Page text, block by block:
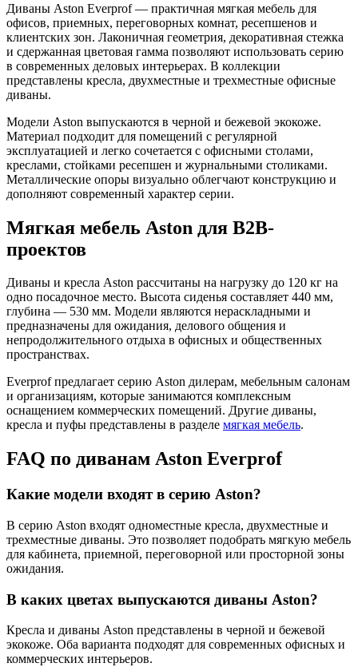
Диваны Aston Everprof — практичная мягкая мебель для
офисов, приемных, переговорных комнат, ресепшенов и
клиентских зон. Лаконичная геометрия, декоративная стежка
и сдержанная цветовая гамма позволяют использовать серию
в современных деловых интерьерах. В коллекции
представлены кресла, двухместные и трехместные офисные
диваны.
Модели Aston выпускаются в черной и бежевой экокоже.
Материал подходит для помещений с регулярной
эксплуатацией и легко сочетается с офисными столами,
креслами, стойками ресепшен и журнальными столиками.
Металлические опоры визуально облегчают конструкцию и
дополняют современный характер серии.
Мягкая мебель Aston для B2B-
проектов
Диваны и кресла Aston рассчитаны на нагрузку до 120 кг на
одно посадочное место. Высота сиденья составляет 440 мм,
глубина — 530 мм. Модели являются нераскладными и
предназначены для ожидания, делового общения и
непродолжительного отдыха в офисных и общественных
пространствах.
Everprof предлагает серию Aston дилерам, мебельным салонам
и организациям, которые занимаются комплексным
оснащением коммерческих помещений. Другие диваны,
кресла и пуфы представлены в разделе мягкая мебель.
FAQ по диванам Aston Everprof
Какие модели входят в серию Aston?
В серию Aston входят одноместные кресла, двухместные и
трехместные диваны. Это позволяет подобрать мягкую мебель
для кабинета, приемной, переговорной или просторной зоны
ожидания.
В каких цветах выпускаются диваны Aston?
Кресла и диваны Aston представлены в черной и бежевой
экокоже. Оба варианта подходят для современных офисных и
коммерческих интерьеров.